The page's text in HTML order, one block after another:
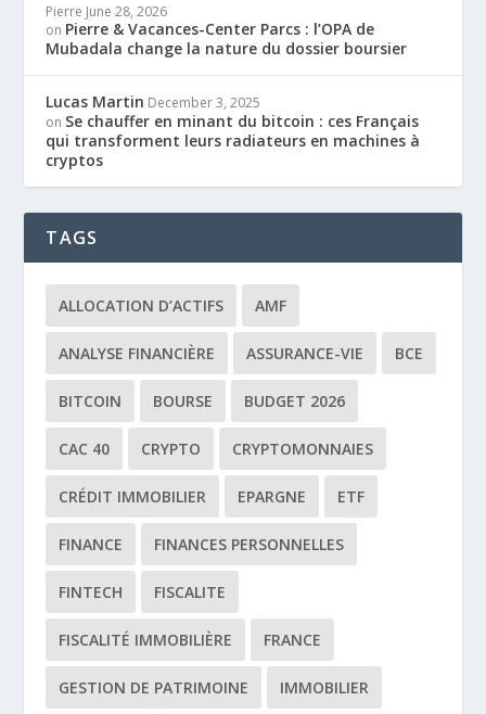
Pierre June 28, 2026
on Pierre & Vacances-Center Parcs : l’OPA de
Mubadala change la nature du dossier boursier
Lucas Martin December 3, 2025
on Se chauffer en minant du bitcoin : ces Français
qui transforment leurs radiateurs en machines à
cryptos
TAGS
ALLOCATION D’ACTIFS AMF
ANALYSE FINANCIÈRE ASSURANCE-VIE BCE
BITCOIN BOURSE BUDGET 2026
CAC 40 CRYPTO CRYPTOMONNAIES
CRÉDIT IMMOBILIER EPARGNE ETF
FINANCE FINANCES PERSONNELLES
FINTECH FISCALITE
FISCALITÉ IMMOBILIÈRE FRANCE
GESTION DE PATRIMOINE IMMOBILIER